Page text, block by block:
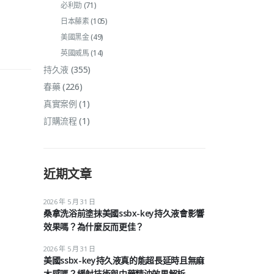
必利勁(71)
日本藤素(105)
美國黑金(49)
英國威馬(14)
持久液(355)
春藥(226)
真實案例 (1)
訂購流程 (1)
近期文章
桑拿洗浴前塗抹美國ssbx-key持久液會影響
效果嗎？為什麼反而更佳？
2026 年 5 月 31 日
美國ssbx-key持久液真的能超長延時且無麻
2026 年 5 月 31 日